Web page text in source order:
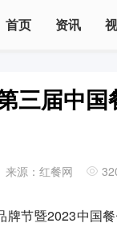
首页 资讯
三届中
来源：红餐网
节暨2023中国